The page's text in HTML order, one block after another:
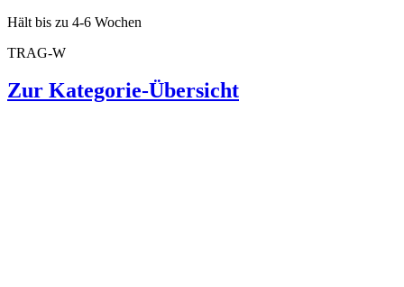
Hält bis zu 4-6 Wochen
TRAG-W
Zur Kategorie-Übersicht